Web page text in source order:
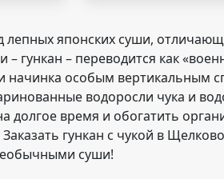
лепных японских суши,
– гункан – переводится как
особым вертикальным
водоросли чука и
время и обогатить
гункан с чукой в
суши!